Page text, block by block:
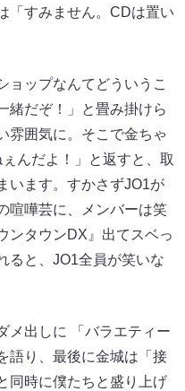
「すみません。CDは置い
ョップなんてどういうこ
だぞ！」と畳み掛けら
雰囲気に。そこで金ちゃ
んだよ！」と返すと、取
います。すかさずJO1が
喧嘩芸に、メンバーは笑
ンタウンDX』出てスベっ
ると、JO1全員が笑いな
メ出しに 「バラエティー
語り、最後に金城は「接
同時に僕たちと盛り上げ